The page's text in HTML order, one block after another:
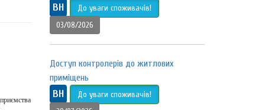
ВН
До уваги споживачів!
03/08/2026
Доступ контролерів до житлових
приміщень
ВН
До уваги споживачів!